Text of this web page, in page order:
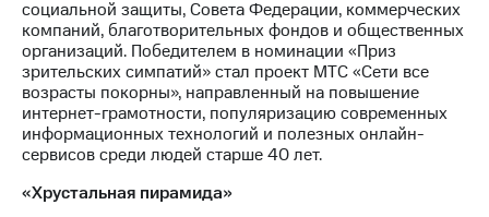
социальной защиты, Совета Федерации, коммерческих
компаний, благотворительных фондов и общественных
организаций. Победителем в номинации «Приз
зрительских симпатий» стал проект МТС «Сети все
возрасты покорны», направленный на повышение
интернет-грамотности, популяризацию современных
информационных технологий и полезных онлайн-
сервисов среди людей старше 40 лет.
«Хрустальная пирамида»